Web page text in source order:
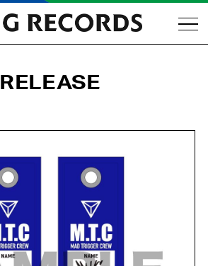
RELEASE